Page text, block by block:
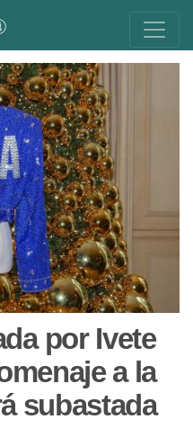
por Ivete
a la
subastada